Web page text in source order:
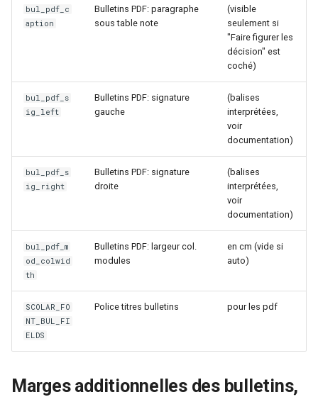
bul_pdf_c
aption
Bulletins PDF: paragraphe
sous table note
(visible
seulement si
"Faire figurer les
décision" est
coché)
bul_pdf_s
ig_left
Bulletins PDF: signature
gauche
(balises
interprétées,
voir
documentation)
bul_pdf_s
ig_right
Bulletins PDF: signature
droite
(balises
interprétées,
voir
documentation)
bul_pdf_m
od_colwid
th
Bulletins PDF: largeur col.
modules
en cm (vide si
auto)
SCOLAR_FO
NT_BUL_FI
ELDS
Police titres bulletins pour les pdf
Marges additionnelles des bulletins,